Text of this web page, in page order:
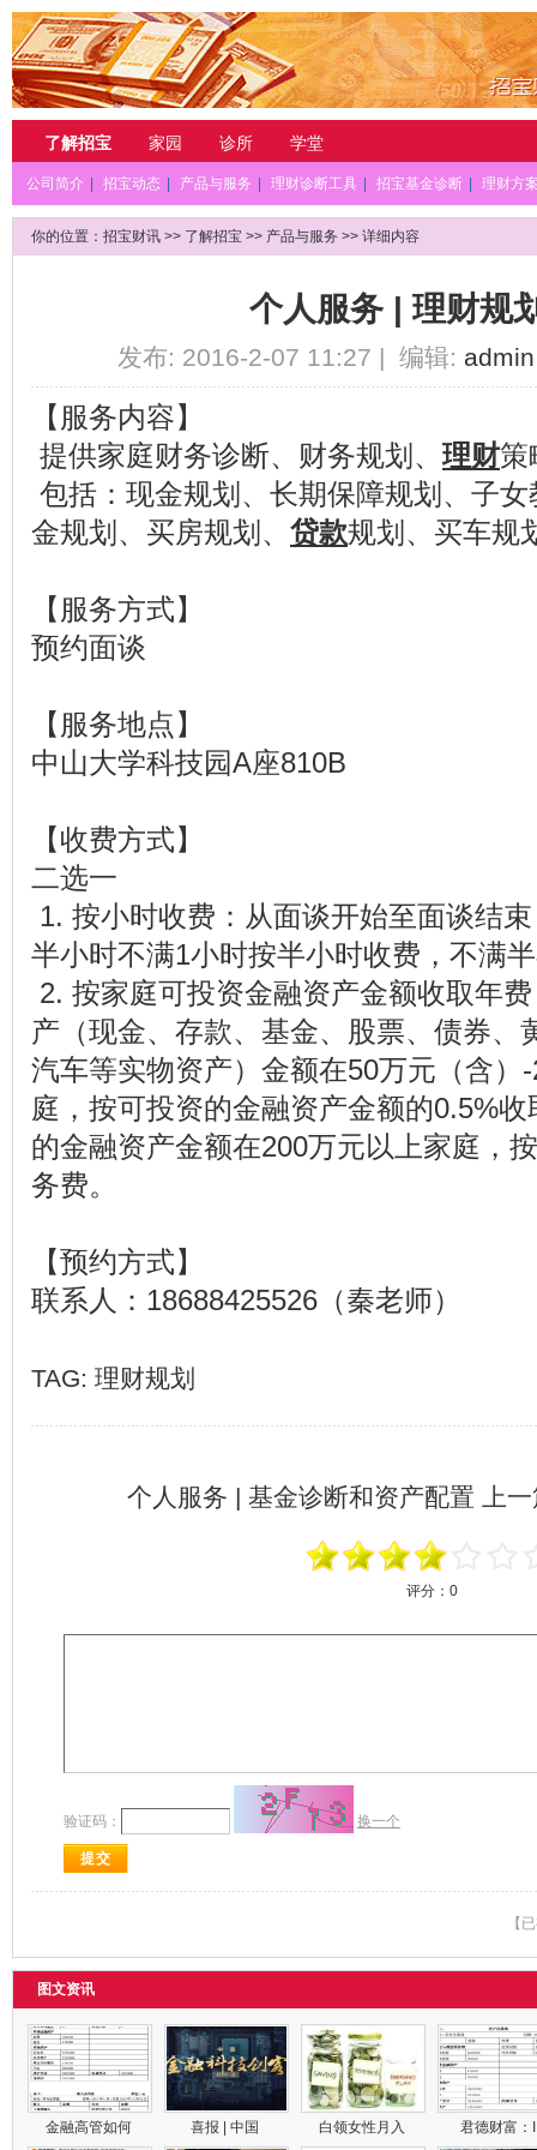
了解招宝 家园 诊所 学堂
公司简介 招宝动态 产品与服务 理财诊断工具 招宝基金诊断 理财方
你的位置： 招宝财讯 >> 了解招宝 >> 产品与服务 >> 详细内容
个人服务 | 理财规
发布: 2016-2-07 11:27 | 编辑: admin
【服务内容】
提供家庭财务诊断、财务规划、 理财策
包括：现金规划、长期保障规划、子
金规划、买房规划、 贷款规划、买车规
【服务方式】
预约面谈
【服务地点】
中山大学科技园A座810B
【收费方式】
二选一
1. 按小时收费：从面谈开始至面谈结
半小时不满1小时按半小时收费，不满
2. 按家庭可投资金融资产金额收取年
产（现金、存款、基金、股票、债券、
汽车等实物资产）金额在50万元（含）
庭，按可投资的金融资产金额的0.5%
的金融资产金额在200万元以上家庭，
务费。
【预约方式】
联系人：18688425526（秦老师）
TAG: 理财规划
个人服务 | 基金诊断和资产配置 上
评分： 0
验证码： 换一个
【
图文资讯
金融高管如何 喜报 | 中国 白领女性月入 君德财富